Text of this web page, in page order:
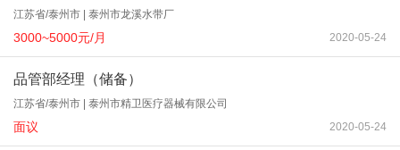
江苏省/泰州市 | 泰州市龙溪水带厂
3000~5000元/月 2020-05-24
品管部经理（储备）
江苏省/泰州市 | 泰州市精卫医疗器械有限公司
面议 2020-05-24